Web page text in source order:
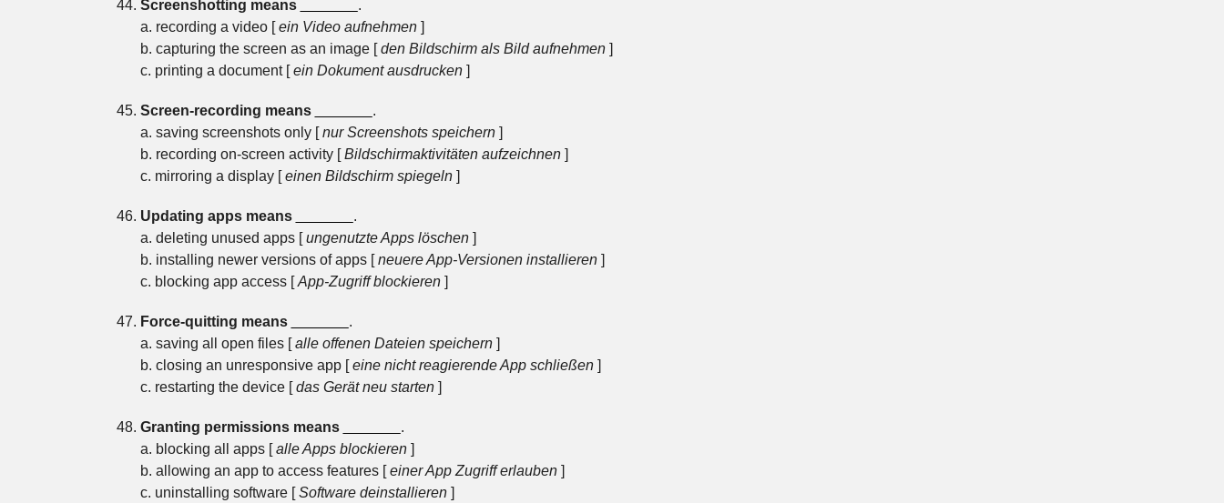
Screenshotting means
.
a. recording a video [ein Video aufnehmen]
b. capturing the screen as an image [den Bildschirm als Bild aufnehmen]
c. printing a document [ein Dokument ausdrucken]
Screen-recording means
.
a. saving screenshots only [nur Screenshots speichern]
b. recording on-screen activity [Bildschirmaktivitäten aufzeichnen]
c. mirroring a display [einen Bildschirm spiegeln]
Updating apps means
.
a. deleting unused apps [ungenutzte Apps löschen]
b. installing newer versions of apps [neuere App-Versionen installieren]
c. blocking app access [App-Zugriff blockieren]
Force-quitting means
.
a. saving all open files [alle offenen Dateien speichern]
b. closing an unresponsive app [eine nicht reagierende App schließen]
c. restarting the device [das Gerät neu starten]
Granting permissions means
.
a. blocking all apps [alle Apps blockieren]
b. allowing an app to access features [einer App Zugriff erlauben]
c. uninstalling software [Software deinstallieren]